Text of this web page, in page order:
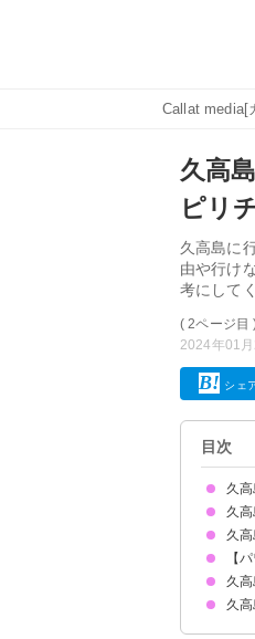
Callat media[
久高
ピリ
久高島に
由や行け
考にして
( 2ページ目
2024年01
シェ
目次
久
久
①
②
久
①
【
久
久